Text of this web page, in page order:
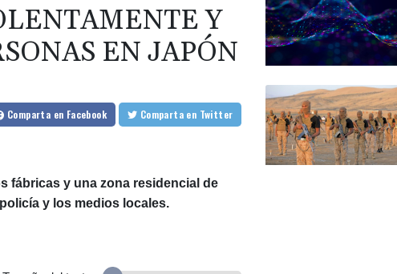
Y
EN JAPÓN
Comparta en Facebook Comparta en Twitter
fábricas y una zona residencial de
y los medios locales.